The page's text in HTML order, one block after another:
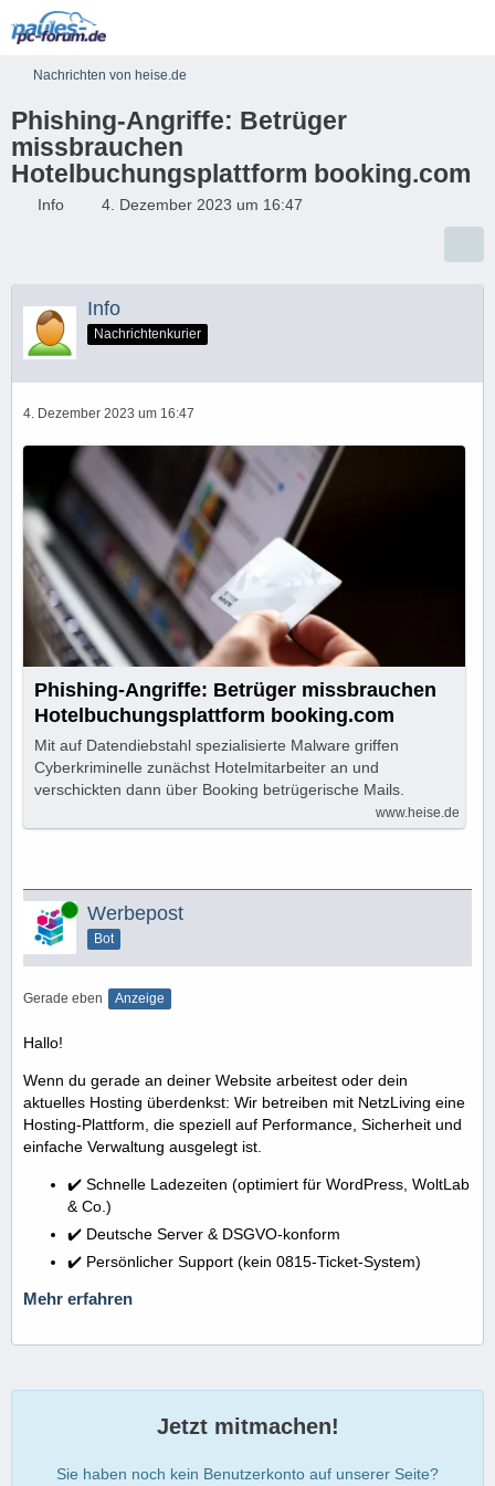
Nachrichten von heise.de
Phishing-Angriffe: Betrüger
missbrauchen
Hotelbuchungsplattform booking.com
Info 4. Dezember 2023 um 16:47
Info
Nachrichtenkurier
4. Dezember 2023 um 16:47
Phishing-Angriffe: Betrüger missbrauchen
Hotelbuchungsplattform booking.com
Mit auf Datendiebstahl spezialisierte Malware griffen
Cyberkriminelle zunächst Hotelmitarbeiter an und
verschickten dann über Booking betrügerische Mails.
www.heise.de
Online Werbepost
Bot
Gerade eben Anzeige
Hallo!
Wenn du gerade an deiner Website arbeitest oder dein
aktuelles Hosting überdenkst: Wir betreiben mit NetzLiving eine
Hosting-Plattform, die speziell auf Performance, Sicherheit und
einfache Verwaltung ausgelegt ist.
✔️ Schnelle Ladezeiten (optimiert für WordPress, WoltLab
& Co.)
✔️ Deutsche Server & DSGVO-konform
✔️ Persönlicher Support (kein 0815-Ticket-System)
Mehr erfahren
Jetzt mitmachen!
Sie haben noch kein Benutzerkonto auf unserer Seite?